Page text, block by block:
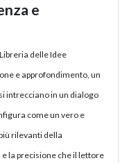
e
delle Idee
e approfondimento, un
intrecciano in un dialogo
come un vero e
rilevanti della
la precisione che il lettore